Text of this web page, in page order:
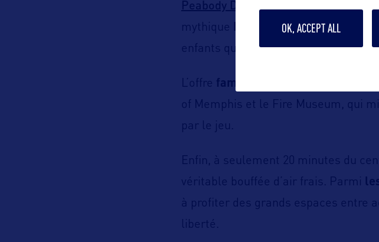
Peabody Ducks .Chaque jour à 11h
mythique Peabody Hoteldans une
enfants que les parents.
L’offre family-friendly
of Memphis et le Fire Museum, qui
par le jeu.
Enfin, à seulement 20 minutes du
véritable bouffée d’air frais. Parmi
à profiter des grands espaces entre
liberté.
OK, ACCEPT ALL